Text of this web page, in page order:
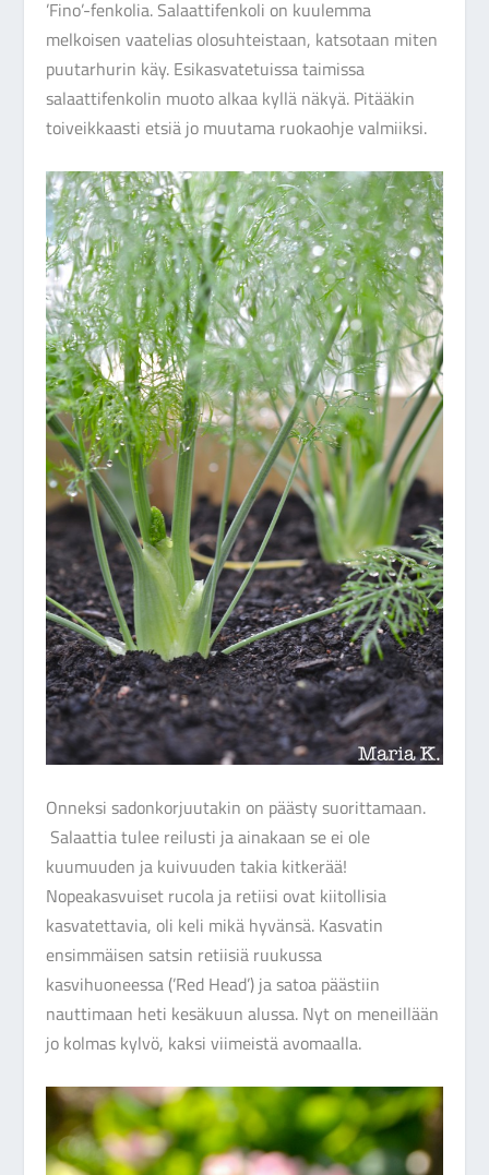
’Fino’-fenkolia. Salaattifenkoli on kuulemma
melkoisen vaatelias olosuhteistaan, katsotaan miten
puutarhurin käy. Esikasvatetuissa taimissa
salaattifenkolin muoto alkaa kyllä näkyä. Pitääkin
toiveikkaasti etsiä jo muutama ruokaohje valmiiksi.
Onneksi sadonkorjuutakin on päästy suorittamaan.
Salaattia tulee reilusti ja ainakaan se ei ole
kuumuuden ja kuivuuden takia kitkerää!
Nopeakasvuiset rucola ja retiisi ovat kiitollisia
kasvatettavia, oli keli mikä hyvänsä. Kasvatin
ensimmäisen satsin retiisiä ruukussa
kasvihuoneessa (’Red Head’) ja satoa päästiin
nauttimaan heti kesäkuun alussa. Nyt on meneillään
jo kolmas kylvö, kaksi viimeistä avomaalla.